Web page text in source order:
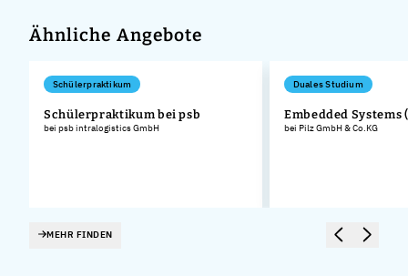
Ähnliche Angebote
Schülerpraktikum
Schülerpraktikum bei psb
bei psb intralogistics GmbH
Duales Studium
Embedded Systems
bei Pilz GmbH & Co.KG
MEHR FINDEN